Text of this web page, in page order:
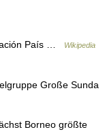
País …
Wikipedia
Große Sunda
Borneo größte